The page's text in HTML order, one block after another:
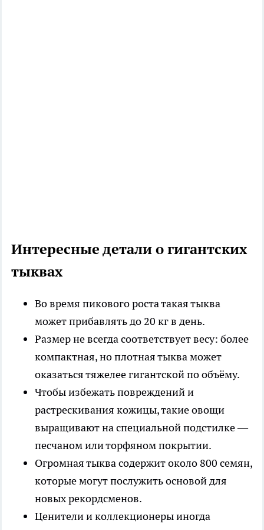
Интересные детали о гигантских
тыквах
Во время пикового роста такая тыква
может прибавлять до 20 кг в день.
Размер не всегда соответствует весу: более
компактная, но плотная тыква может
оказаться тяжелее гигантской по объёму.
Чтобы избежать повреждений и
растрескивания кожицы, такие овощи
выращивают на специальной подстилке —
песчаном или торфяном покрытии.
Огромная тыква содержит около 800 семян,
которые могут послужить основой для
новых рекордсменов.
Ценители и коллекционеры иногда